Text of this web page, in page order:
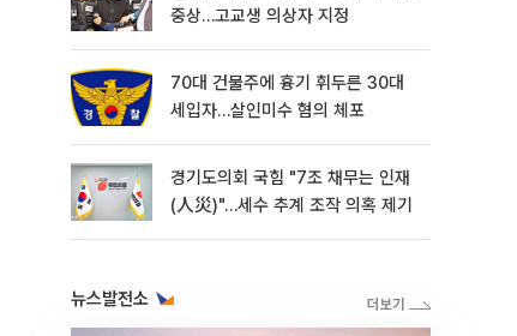
중상…고교생 의상자 지정
70대 건물주에 흉기 휘두른 30대
세입자…살인미수 혐의 체포
경기도의회 국힘 "7조 채무는 인재
(人災)"…세수 추계 조작 의혹 제기
뉴스발전소